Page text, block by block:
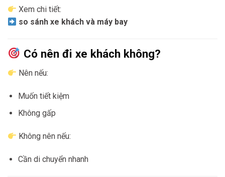
Xem chi tiết:
so sánh xe khách và máy bay
Có nên đi xe khách không?
Nên nếu:
Muốn tiết kiệm
Không gấp
Không nên nếu:
Cần di chuyển nhanh